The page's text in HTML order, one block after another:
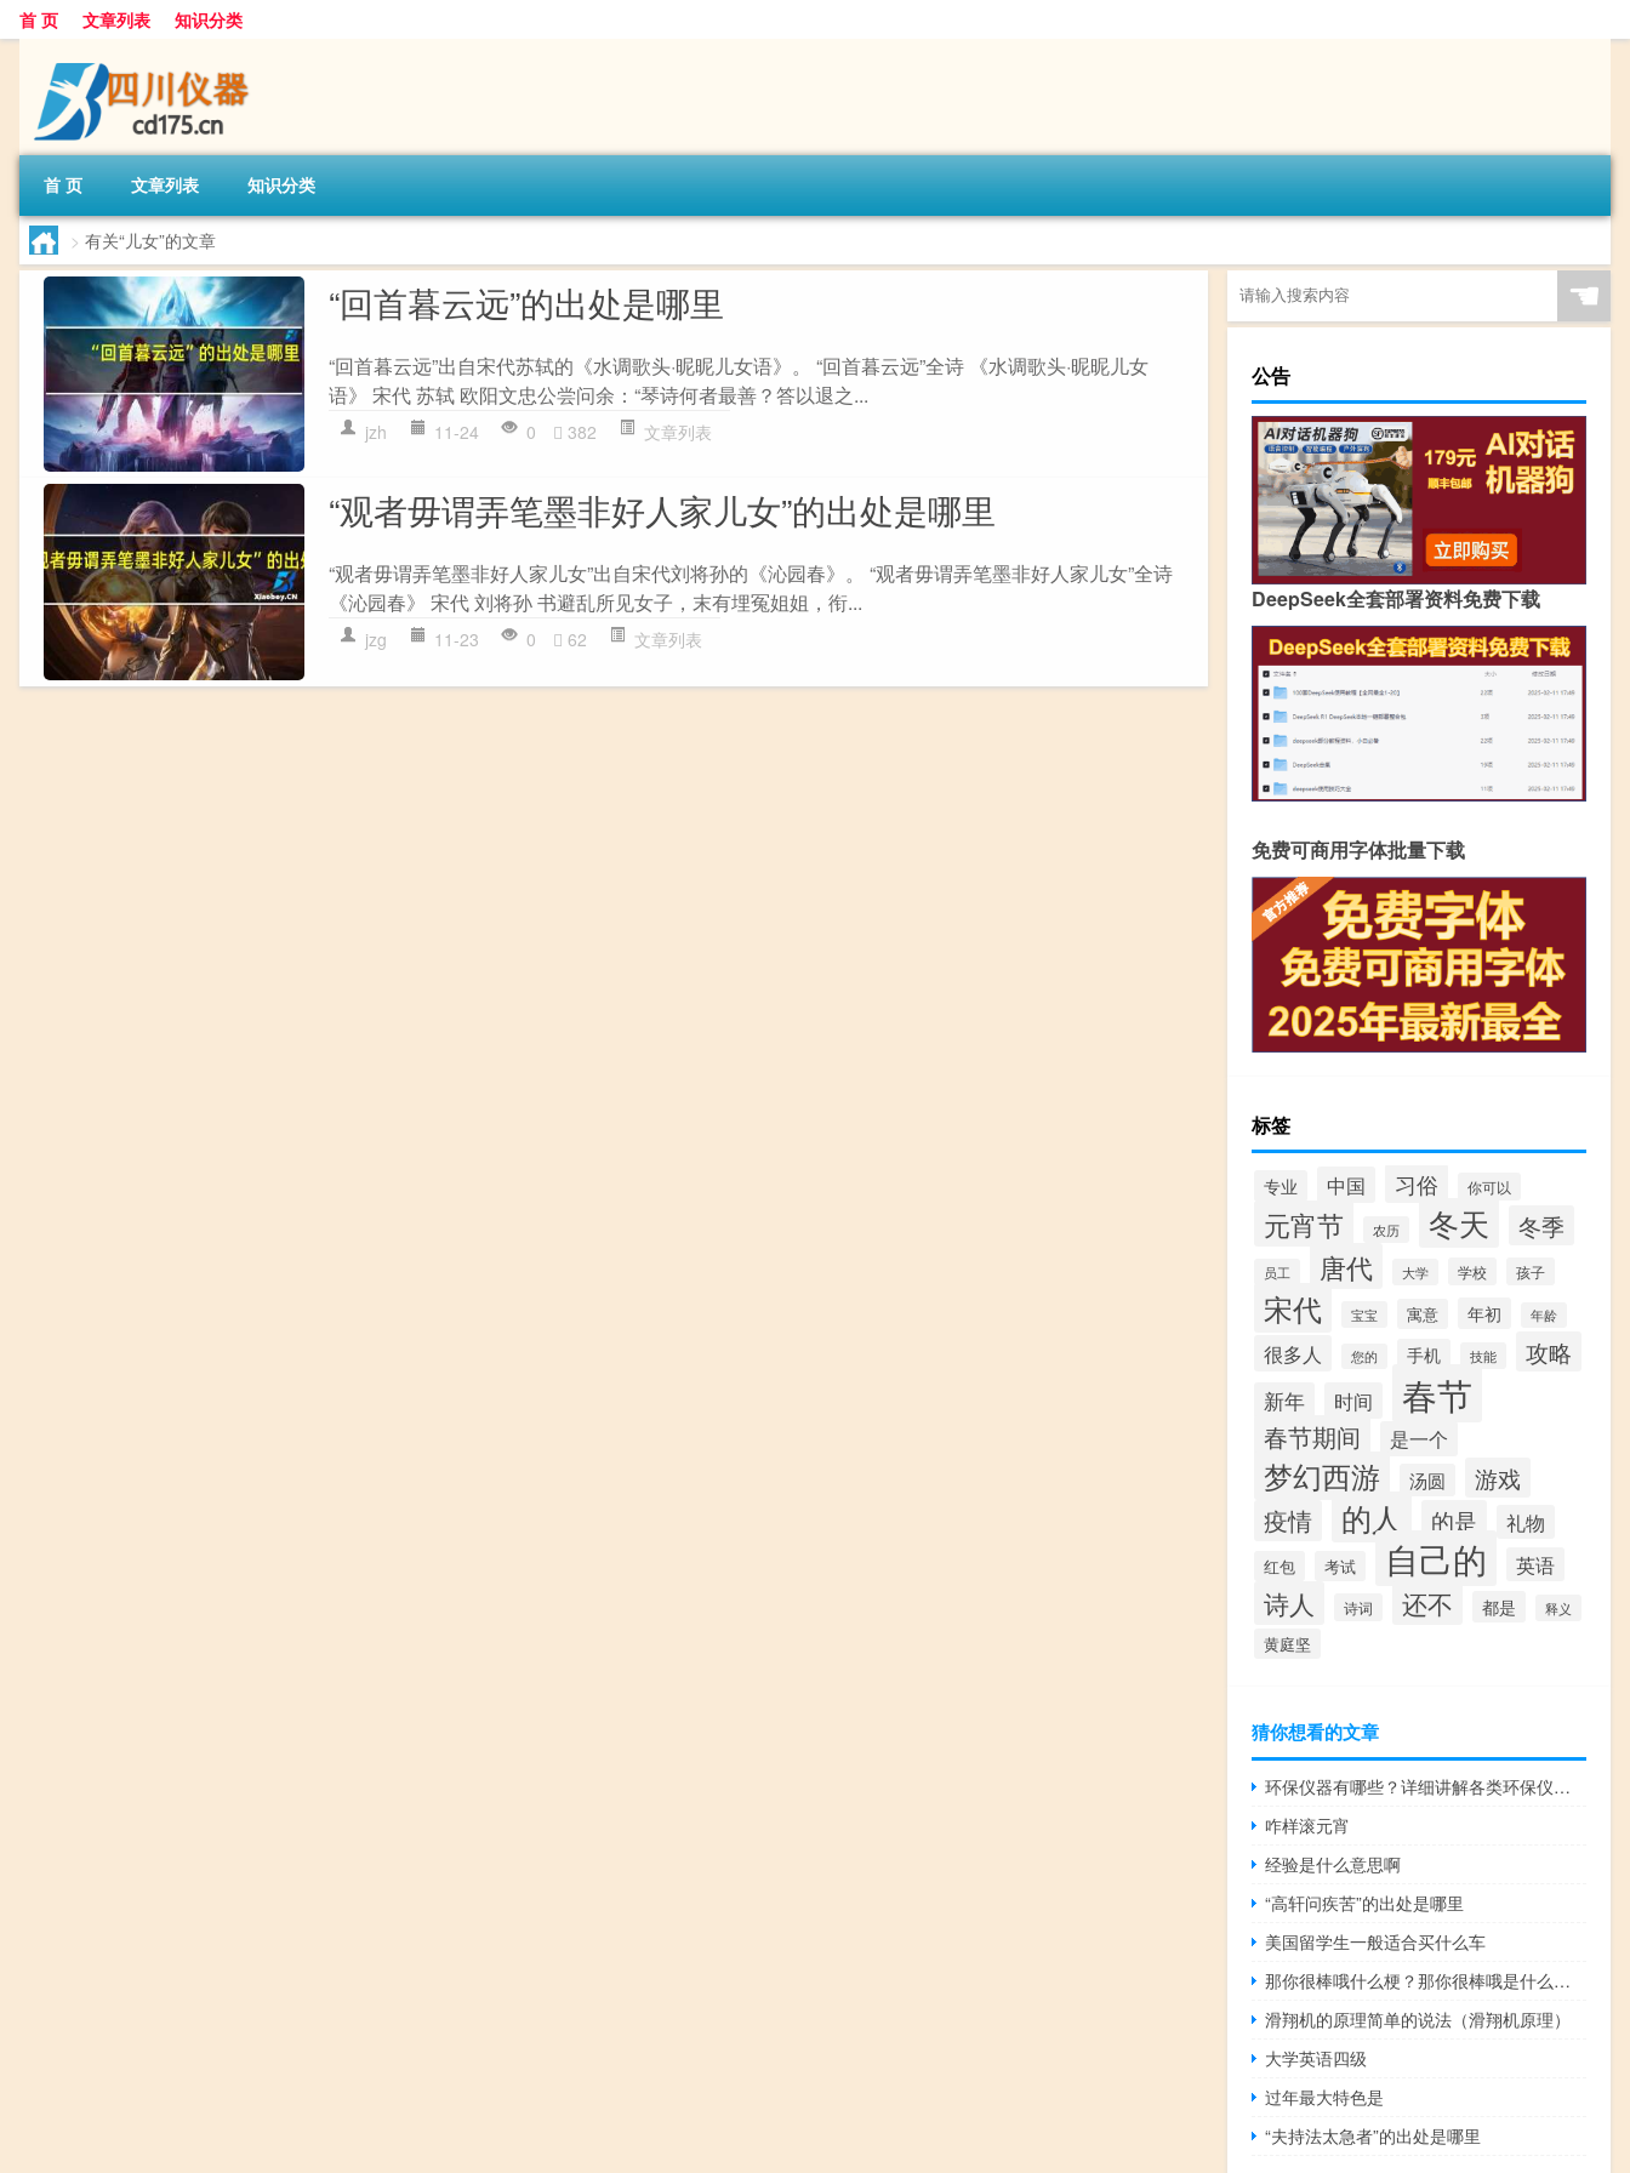
首 页 文章列表 知识分类
首 页 文章列表 知识分类
> 有关“儿女”的文章
“回首暮云远”的出处是哪里
“回首暮云远”出自宋代苏轼的《水调歌头·昵昵儿女语》。 “回首暮云远”全诗 《水调歌头·昵昵儿女
语》 宋代 苏轼 欧阳文忠公尝问余：“琴诗何者最善？答以退之...
jzh 11-24 0 382 文章列表
“观者毋谓弄笔墨非好人家儿女”的出处是哪里
“观者毋谓弄笔墨非好人家儿女”出自宋代刘将孙的《沁园春》。 “观者毋谓弄笔墨非好人家儿女”全诗
《沁园春》 宋代 刘将孙 书避乱所见女子，末有埋冤姐姐，衔...
jzg 11-23 0 62 文章列表
☚
公告
DeepSeek全套部署资料免费下载
免费可商用字体批量下载
标签
专业 中国 习俗 你可以
元宵节 农历 冬天 冬季
员工 唐代 大学 学校 孩子
宋代 宝宝 寓意 年初 年龄
很多人 您的 手机 技能 攻略
新年 时间 春节
春节期间 是一个
梦幻西游 汤圆 游戏
疫情 的人 的是 礼物
红包 考试 自己的 英语
诗人 诗词 还不 都是 释义
黄庭坚
猜你想看的文章
环保仪器有哪些？详细讲解各类环保仪器的使用方法
咋样滚元宵
经验是什么意思啊
“高轩问疾苦”的出处是哪里
美国留学生一般适合买什么车
那你很棒哦什么梗？那你很棒哦是什么意思什么梗
滑翔机的原理简单的说法（滑翔机原理）
大学英语四级
过年最大特色是
“夫持法太急者”的出处是哪里